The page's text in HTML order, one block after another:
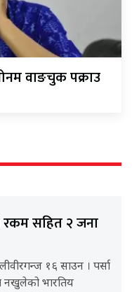
वाङचुक पक्राउ
रकम सहित २ जना
१६ साउन । पर्सा
नखुलेको भारतिय